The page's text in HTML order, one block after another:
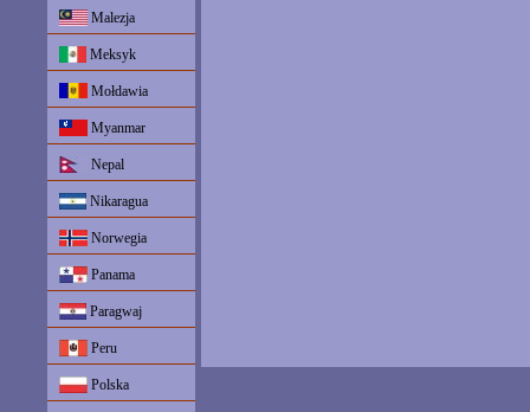
Malezja
Meksyk
Mołdawia
Myanmar
Nepal
Nikaragua
Norwegia
Panama
Paragwaj
Peru
Polska